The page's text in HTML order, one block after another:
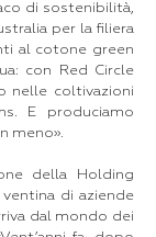
di sostenibilità,
per la filiera
al cotone green
con Red Circle
nelle coltivazioni
E produciamo
meno».
della Holding
di aziende
dal mondo dei